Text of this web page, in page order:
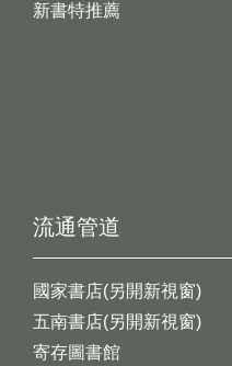
新書特推薦
流通管道
國家書店(另開新視窗)
五南書店(另開新視窗)
寄存圖書館